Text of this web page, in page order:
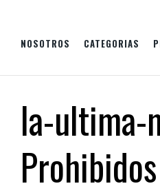
NOSOTROS CATEGORIAS
la-ultima-
Prohibidos